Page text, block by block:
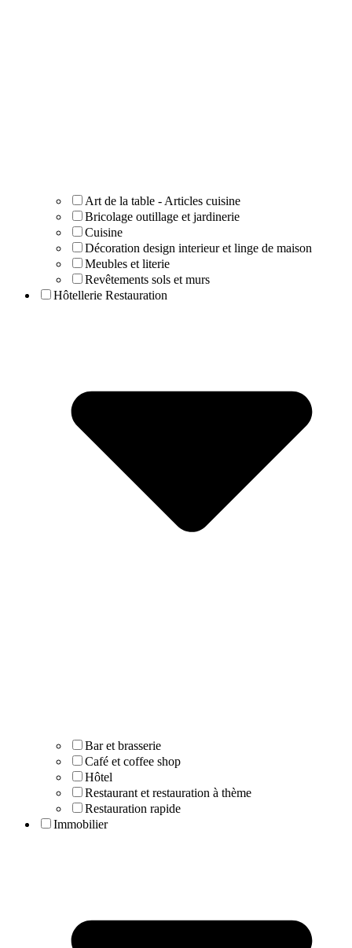
Art de la table - Articles cuisine
Bricolage outillage et jardinerie
Cuisine
Décoration design interieur et linge de maison
Meubles et literie
Revêtements sols et murs
Hôtellerie Restauration
Bar et brasserie
Café et coffee shop
Hôtel
Restaurant et restauration à thème
Restauration rapide
Immobilier